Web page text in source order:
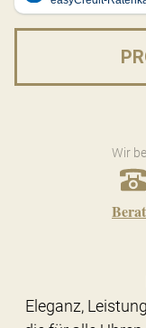
Wir
Eleganz,